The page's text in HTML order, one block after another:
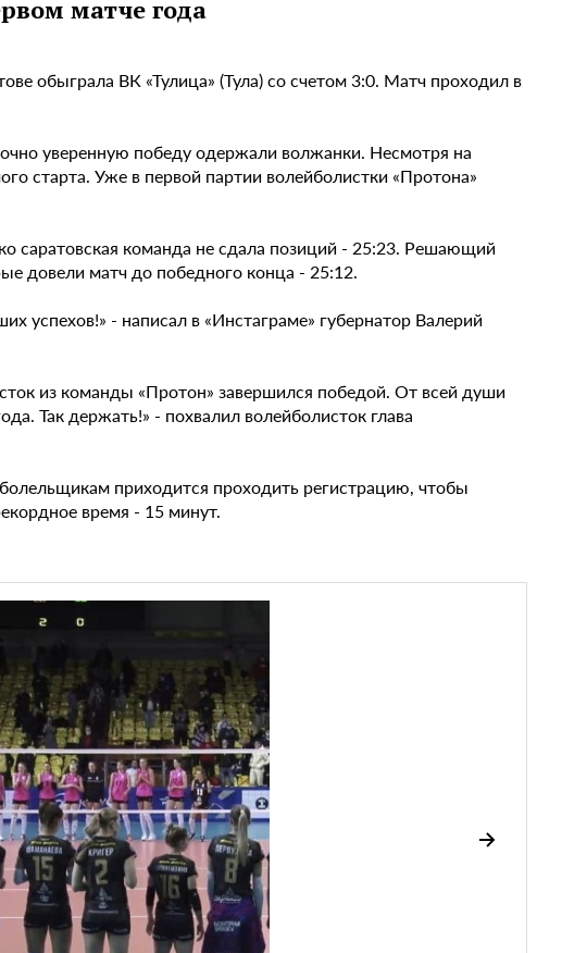
матче года
обыграла ВК «Тулица» (Тула) со счетом 3:0. Матч проходил в
уверенную победу одержали волжанки. Несмотря на
старта. Уже в первой партии волейболистки «Протона»
саратовская команда не сдала позиций - 25:23. Решающий
довели матч до победного конца - 25:12.
- написал в «Инстаграме» губернатор Валерий
из команды «Протон» завершился победой. От всей души
Так держать!» - похвалил волейболисток глава
приходится проходить регистрацию, чтобы
время - 15 минут.